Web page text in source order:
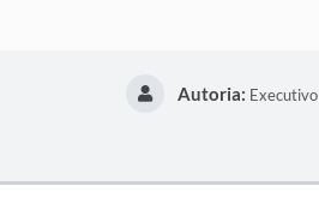
Autoria: Executivo